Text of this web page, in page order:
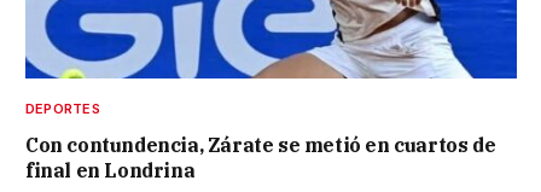
DEPORTES
Con contundencia, Zárate se metió en cuartos de
final en Londrina